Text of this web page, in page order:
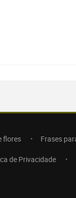
flores Frases
de Privacidade